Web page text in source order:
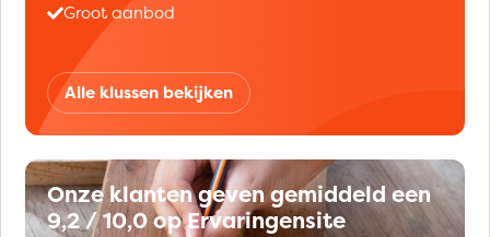
Groot aanbod
Alle klussen bekijken
Onze klanten geven gemiddeld een
9,2 / 10,0 op Ervaringensite